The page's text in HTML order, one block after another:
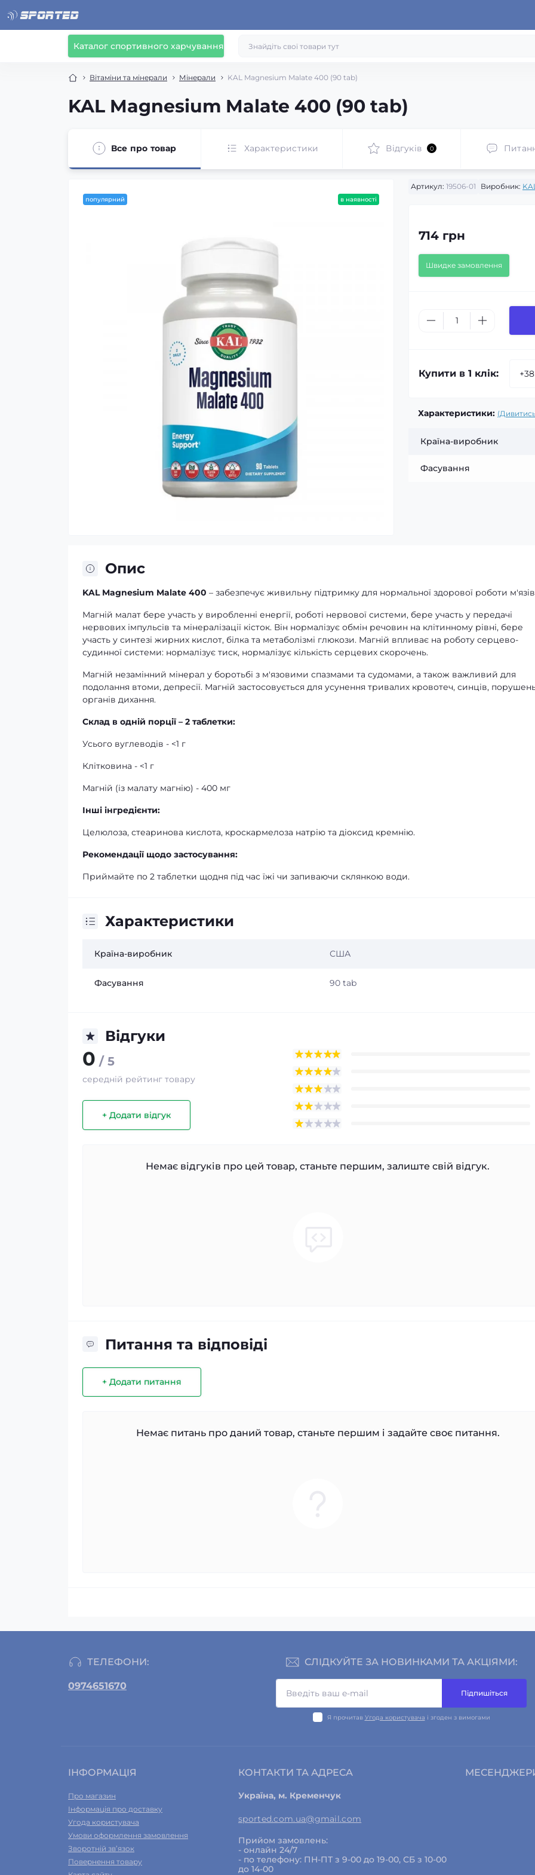
Каталог спортивного харчування
Вітаміни та мінерали Мінерали KAL Magnesium Malate 400 (90 tab)
KAL Magnesium Malate 400 (90 tab)
Все про товар Характеристики Відгуків 0
популярний в наявності
Артикул: 19506-01 Виробник:
714 грн
Швидке замовлення
Купити в 1 клік:
Характеристики:
Країна-виробник
Фасування
Опис
KAL Magnesium Malate 400 – забезпечує живильну підтримку для нормальної здорової роботи
Магній малат бере участь у виробленні енергії, роботі нервової системи, бере участь у передачі
нервових імпульсів та мінералізації кісток. Він нормалізує обмін речовин на клітинному рівні, бере
участь у синтезі жирних кислот, білка та метаболізмі глюкози. Магній впливає на роботу серцево-
судинної системи: нормалізує тиск, нормалізує кількість серцевих скорочень.
Магній незамінний мінерал у боротьбі з м'язовими спазмами та судомами, а також важливий для
подолання втоми, депресії. Магній застосовується для усунення тривалих кровотеч, синців,
органів дихання.
Склад в одній порції – 2 таблетки:
Усього вуглеводів - <1 г
Клітковина - <1 г
Магній (із малату магнію) - 400 мг
Інші інгредієнти:
Целюлоза, стеаринова кислота, кроскармелоза натрію та діоксид кремнію.
Рекомендації щодо застосування:
Приймайте по 2 таблетки щодня під час їжі чи запиваючи склянкою води.
Характеристики
Країна-виробник США
Фасування 90 tab
Відгуки
0 / 5
середній рейтинг товару
+ Додати відгук
Немає відгуків про цей товар, станьте першим, залиште свій відгук.
Питання та відповіді
+ Додати питання
Немає питань про даний товар, станьте першим і задайте своє питання.
ТЕЛЕФОНИ:
0974651670
СЛІДКУЙТЕ ЗА НОВИНКАМИ ТА АКЦІЯМИ:
Підпишіться
Я прочитав Угода користувача і згоден з вимогами
ІНФОРМАЦІЯ
Про магазин
Інформація про доставку
Угода користувача
Умови оформлення замовлення
Зворотній зв’язок
Повернення товару
КОНТАКТИ ТА АДРЕСА
Україна, м. Кременчук
sported.com.ua@gmail.com
Прийом замовлень:
- онлайн 24/7
- по телефону: ПН-ПТ з 9-00 до 19-00, СБ з 10-00
до 14-00